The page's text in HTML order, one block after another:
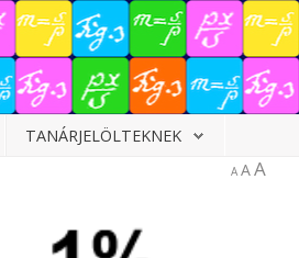
TANÁRJELÖLTEKNEK
A AA